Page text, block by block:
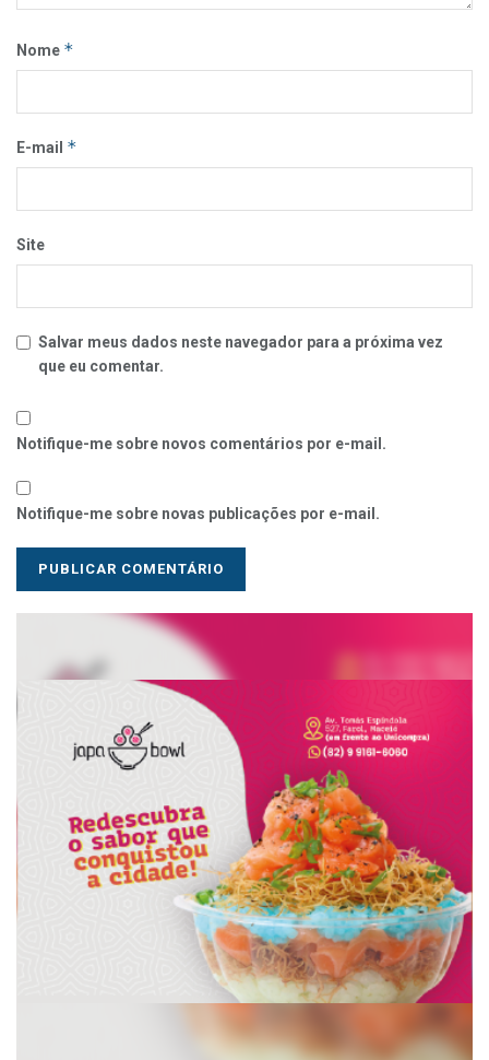
Nome *
E-mail *
Site
Salvar meus dados neste navegador para a próxima vez
que eu comentar.
Notifique-me sobre novos comentários por e-mail.
Notifique-me sobre novas publicações por e-mail.